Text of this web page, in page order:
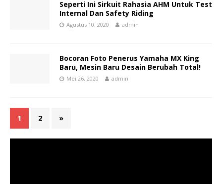
Seperti Ini Sirkuit Rahasia AHM Untuk Test
Internal Dan Safety Riding
Agustus 10, 2020 admin
Bocoran Foto Penerus Yamaha MX King
Baru, Mesin Baru Desain Berubah Total!
Mei 26, 2020 admin
1 2 »